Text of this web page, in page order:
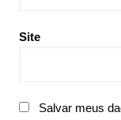
Site
Salvar meus